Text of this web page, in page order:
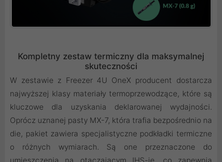
Kompletny zestaw termiczny dla maksymalnej
skuteczności
W zestawie z Freezer 4U OneX producent dostarcza
najwyższej klasy materiały termoprzewodzące, które są
kluczowe dla uzyskania deklarowanej wydajności.
Oprócz uznanej pasty MX-7, która trafia bezpośrednio na
die, pakiet zawiera specjalistyczne podkładki termiczne
o różnych wymiarach. Są one przeznaczone do